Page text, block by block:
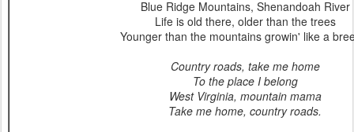
Blue Ridge Mountains, Shenandoah River
Life is old there, older than the trees
Younger than the mountains growin' like a
Country roads, take me home
To the place I belong
West Virginia, mountain mama
Take me home, country roads.